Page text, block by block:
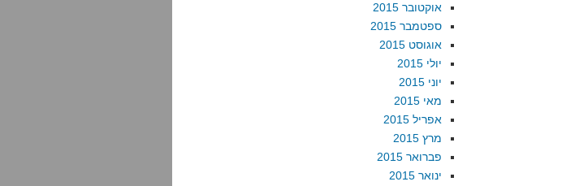
אוקטובר 2015
ספטמבר 2015
אוגוסט 2015
יולי 2015
יוני 2015
מאי 2015
אפריל 2015
מרץ 2015
פברואר 2015
ינואר 2015